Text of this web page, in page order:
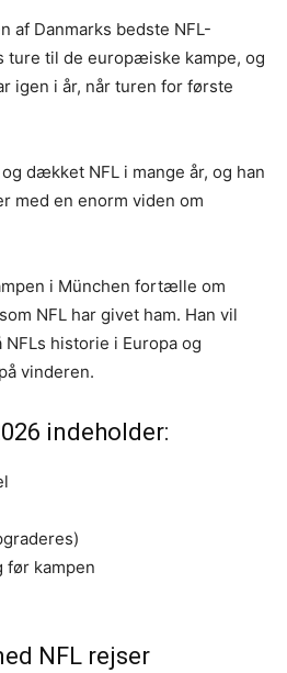
af Danmarks bedste NFL-
ture til de europæiske kampe, og
igen i år, når turen for første
dækket NFL i mange år, og han
med en enorm viden om
i München fortælle om
NFL har givet ham. Han vil
historie i Europa og
vinderen.
indeholder:
før kampen
NFL rejser